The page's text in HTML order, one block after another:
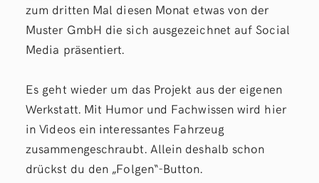
zum dritten Mal diesen Monat etwas von der
Muster GmbH die sich ausgezeichnet auf Social
Media präsentiert.
Es geht wieder um das Projekt aus der eigenen
Werkstatt. Mit Humor und Fachwissen wird hier
in Videos ein interessantes Fahrzeug
zusammengeschraubt. Allein deshalb schon
drückst du den „Folgen“-Button.